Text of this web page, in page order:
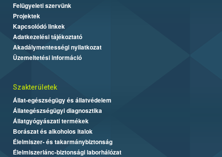
Felügyeleti szervünk
Projektek
Kapcsolódó linkek
Adatkezelési tájékoztató
Akadálymentességi nyilatkozat
Üzemeltetési információ
Szakterületek
Állat-egészségügy és állatvédelem
Állategészségügyi diagnosztika
Állatgyógyászati termékek
Borászat és alkoholos italok
Élelmiszer- és takarmánybiztonság
Élelmiszerlánc-biztonsági laborhálózat